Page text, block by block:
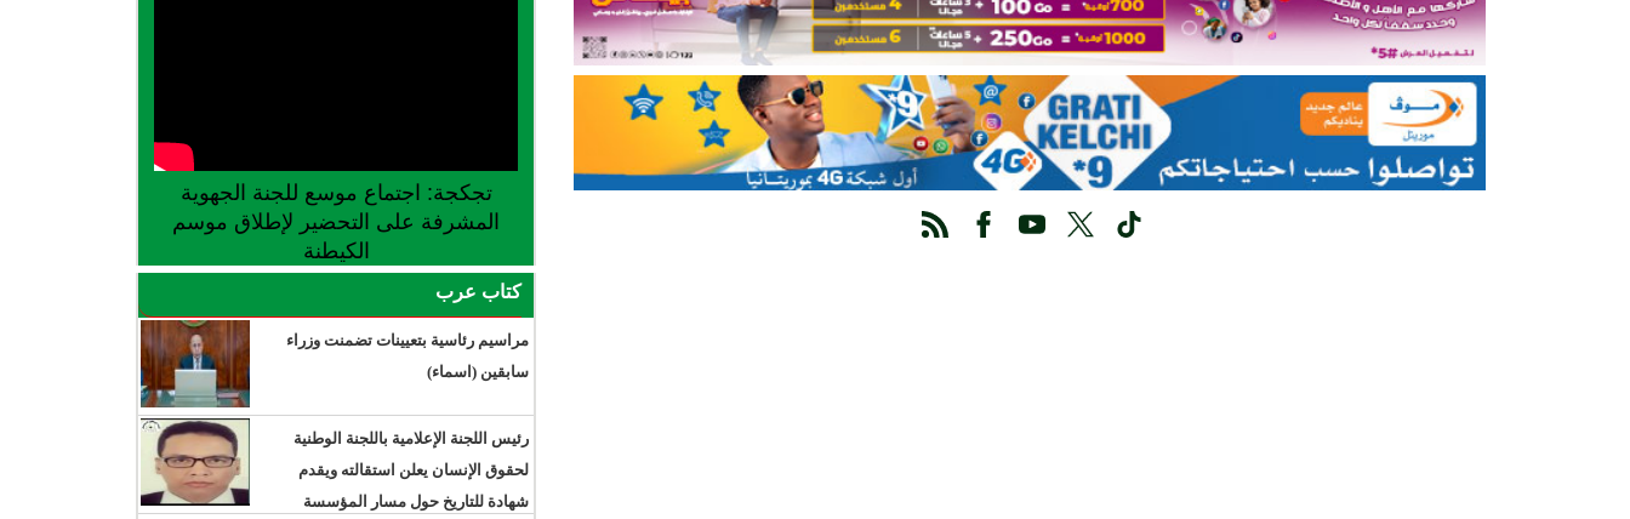
تجكجة: اجتماع موسع للجنة الجهوية
المشرفة على التحضير لإطلاق موسم
الكيطنة
كتاب عرب
مراسيم رئاسية بتعيينات تضمنت وزراء
سابقين (اسماء)
رئيس اللجنة الإعلامية باللجنة الوطنية
لحقوق الإنسان يعلن استقالته ويقدم
شهادة للتاريخ حول مسار المؤسسة